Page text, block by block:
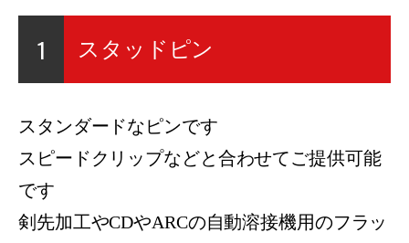
1 スタッドピン
スタンダードなピンです
スピードクリップなどと合わせてご提供可能
です
剣先加工やCDやARCの自動溶接機用のフラッ